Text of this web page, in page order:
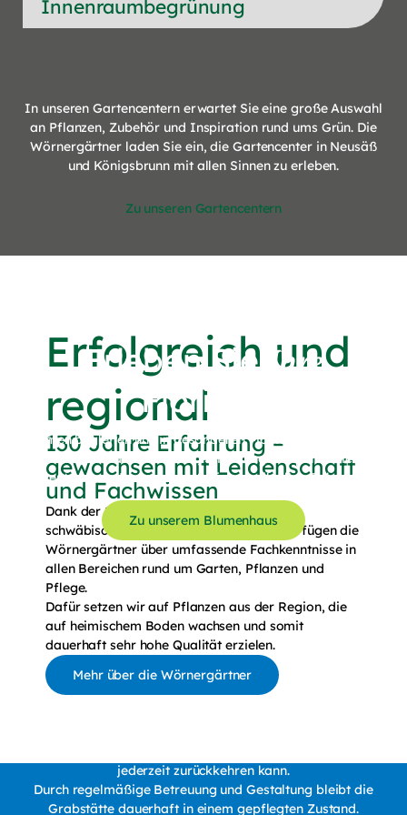
Erleben SieIhr
In unseren Gartencentern erwartet Sie eine große Auswahl
an Pflanzen, Zubehör und Inspiration rund ums Grün. Die
Wörnergärtner laden Sie ein, die Gartencenter in Neusäß
und Königsbrunn mit allen Sinnen zu erleben.
Zu unseren Gartencentern
Erleben Sie Ihre
Floristik
Blumen begleiten uns in besonderen Momenten im Leben.
Floristik schafft Ausdruck, Stimmung und persönliche
Akzente – vom Blumenstrauß bis zur stilvollen Dekoration.
Zu unserem Blumenhaus
Erleben Sieliebevolle
jederzeit zurückkehren kann.
Durch regelmäßige Betreuung und Gestaltung bleibt die
Grabstätte dauerhaft in einem gepflegten Zustand.
Innenraumbegrünung
Erfolgreich und
regional
130 Jahre Erfahrung –
gewachsen mit Leidenschaft
und Fachwissen
Dank der 130-jährigen Erfahrung unseres
schwäbischen Traditionsunternehmens verfügen die
Wörnergärtner über umfassende Fachkenntnisse in
allen Bereichen rund um Garten, Pflanzen und
Pflege.
Dafür setzen wir auf Pflanzen aus der Region, die
auf heimischem Boden wachsen und somit
dauerhaft sehr hohe Qualität erzielen.
Mehr über die Wörnergärtner